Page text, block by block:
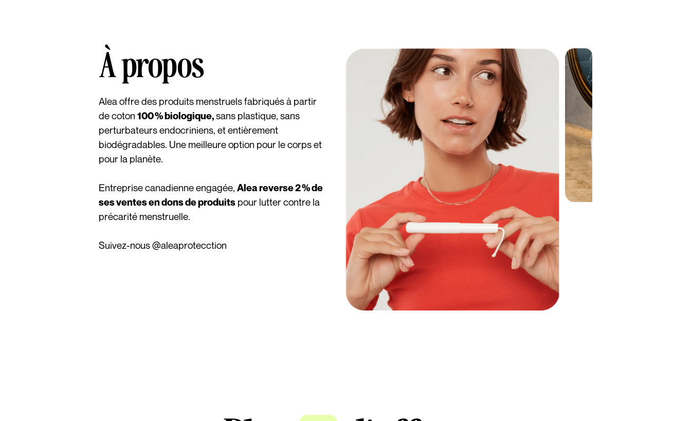
À propos
Alea offre des produits menstruels fabriqués à partir
de coton 100 % biologique,sans plastique, sans
perturbateurs endocriniens, et entièrement
biodégradables. Une meilleure option pour le corps et
pour la planète.
Entreprise canadienne engagée, Alea reverse 2 % de
ses ventes en dons de produits pour lutter contre la
précarité menstruelle.
Suivez-nous@aleaprotecction